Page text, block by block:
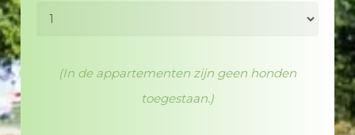
(In de appartementen zijn geen honden
toegestaan.)